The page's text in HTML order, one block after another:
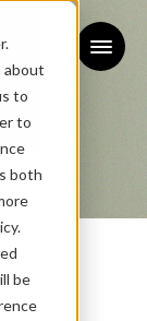
about
to
to
both
be